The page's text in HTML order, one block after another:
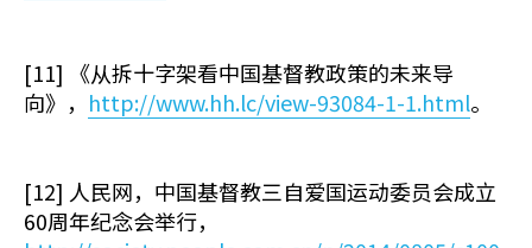
[11] 《从拆十字架看中国基督教政策的未来导
向》， http://www.hh.lc/view-93084-1-1.html。
[12] 人民网，中国基督教三自爱国运动委员会成立
60周年纪念会举行，